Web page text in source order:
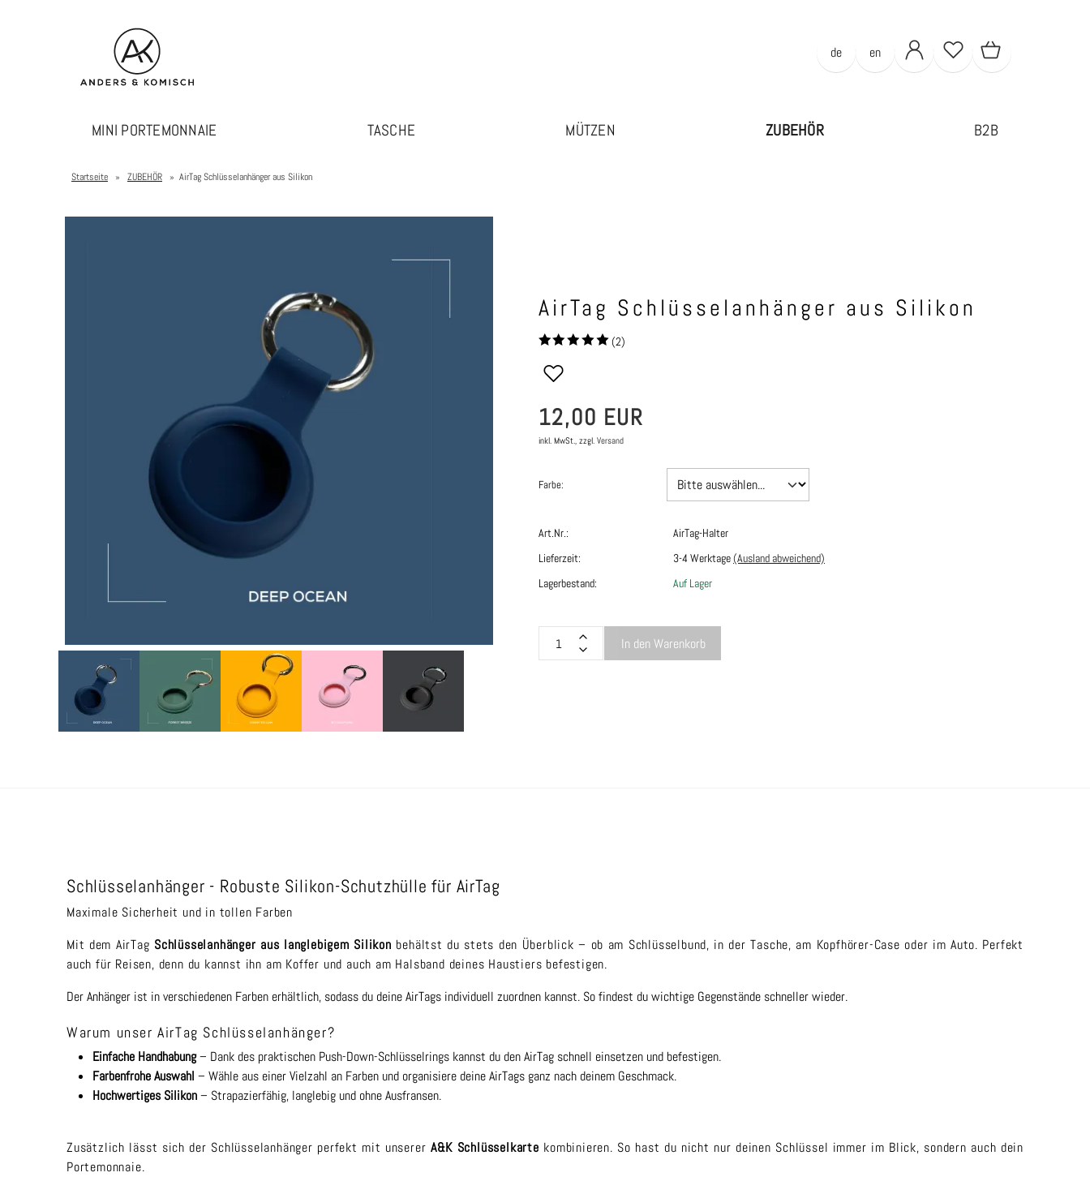
de en
MINI PORTEMONNAIE TASCHE MÜTZEN ZUBEHÖR B2B
Startseite » ZUBEHÖR » AirTag Schlüsselanhänger aus Silikon
AirTag Schlüsselanhänger aus Silikon
(2)
12,00 EUR
inkl. MwSt., zzgl. Versand
Farbe:
Art.Nr.:
AirTag-Halter
Lieferzeit:
3-4 Werktage(Ausland abweichend)
Lagerbestand:
Auf Lager
In den Warenkorb
Schlüsselanhänger - Robuste Silikon-Schutzhülle für AirTag
Maximale Sicherheit und in tollen Farben
Mit dem AirTag Schlüsselanhänger aus langlebigem Silikon behältst du stets den Überblick – ob am Schlüsselbund, in der Tasche, am Kopfhörer-Case oder im Auto. Perfekt
auch für Reisen, denn du kannst ihn am Koffer und auch am Halsband deines Haustiers befestigen.
Der Anhänger ist in verschiedenen Farben erhältlich, sodass du deine AirTags individuell zuordnen kannst. So findest du wichtige Gegenstände schneller wieder.
Warum unser AirTag Schlüsselanhänger?
Einfache Handhabung– Dank des praktischen Push-Down-Schlüsselrings kannst du den AirTag schnell einsetzen und befestigen.
Farbenfrohe Auswahl – Wähle aus einer Vielzahl an Farben und organisiere deine AirTags ganz nach deinem Geschmack.
Hochwertiges Silikon– Strapazierfähig, langlebig und ohne Ausfransen.
Zusätzlich lässt sich der Schlüsselanhänger perfekt mit unserer A&K Schlüsselkarte kombinieren. So hast du nicht nur deinen Schlüssel immer im Blick, sondern auch dein
Portemonnaie.